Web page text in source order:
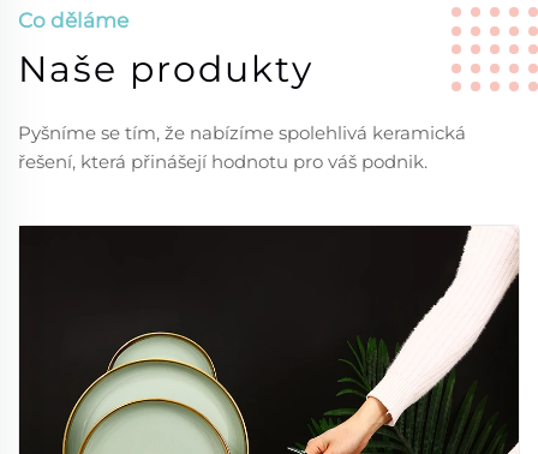
Co děláme
Naše produkty
Pyšníme se tím, že nabízíme spolehlivá keramická
řešení, která přinášejí hodnotu pro váš podnik.